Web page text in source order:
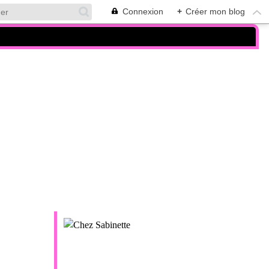
Connexion + Créer mon blog